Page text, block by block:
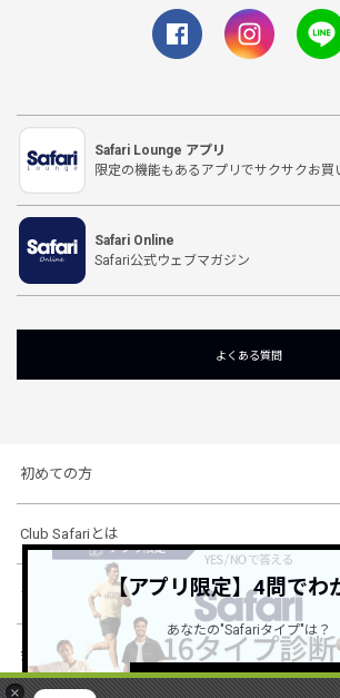
×
Safari Lounge アプリ
限定の機能もあるアプリでサクサクお買
Safari Online
Safari公式ウェブマガジン
よくある質問
初めての方
Club Safariとは
ショッピングガイド
会社概要・規約
【アプリ限定】4問でわ
あなたの"Safariタイプ"は？
詳しくはこちら ＞